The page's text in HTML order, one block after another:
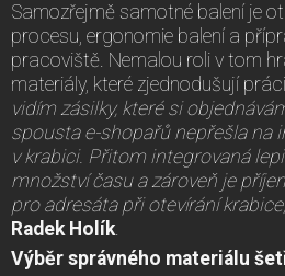
Samozřejmě samotné balení je
procesu, ergonomie balení a
pracoviště. Nemalou roli v tom
materiály, které zjednodušují
vidím zásilky, které si
spousta e-shopařů nepřešla na
v krabici. Přitom integrovaná
množství času a zároveň je
pro adresáta při otevírání
Radek Holík.
Výběr správného materiálu